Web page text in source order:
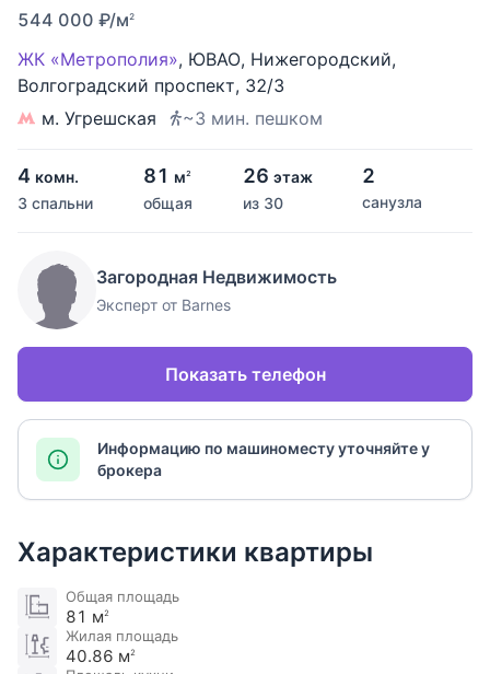
544 000 ₽/м2
ЖК «Метрополия», ЮВАО, Нижегородский,
Волгоградский проспект, 32/3
м. Угрешская
~3 мин. пешком
4 комн.
3 спальни
81 м2
общая
26 этаж
из 30
2
санузла
Загородная Недвижимость
Эксперт от Barnes
Показать телефон
Информацию по машиноместу уточняйте у
брокера
Характеристики квартиры
Общая площадь
81 м2
Жилая площадь
40.86 м2